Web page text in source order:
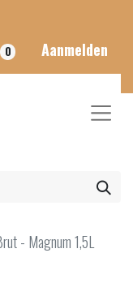
0 Aanmelden
- Magnum 1,5L